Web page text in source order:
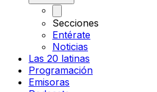
Secciones
Entérate
Noticias
Las 20 latinas
Programación
Emisoras